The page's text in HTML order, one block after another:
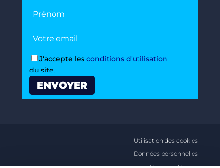
J'accepte les conditions d'utilisation
du site.
Utilisation des cookies
Données personnelles